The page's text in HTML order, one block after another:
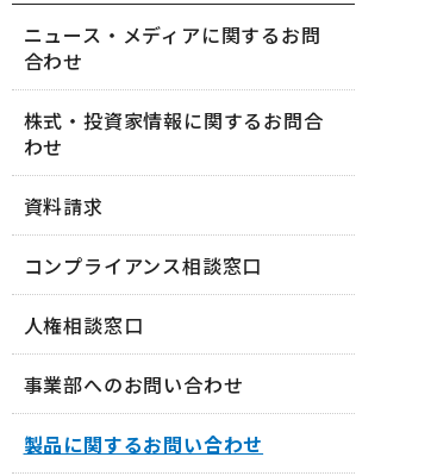
ニュース・メディアに関するお問
合わせ
株式・投資家情報に関するお問合
わせ
資料請求
コンプライアンス相談窓口
人権相談窓口
事業部へのお問い合わせ
製品に関するお問い合わせ